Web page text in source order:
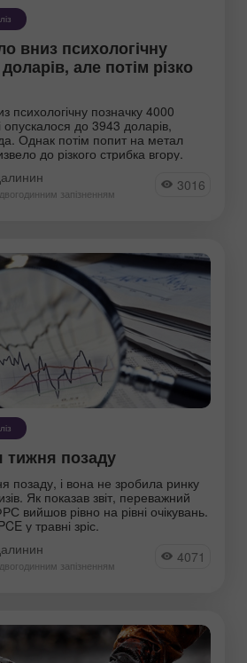
вниз психологічну
але потім різко
психологічну позначку 4000
опускалося до 3943 доларів,
Однак потім попит на метал
до різкого стрибка вгору.
запізненням 3016
тижня позаду
позаду, і вона не зробила ринку
Як показав звіт, переважний
вийшов рівно на рівні очікувань.
у травні зріс.
запізненням 4071